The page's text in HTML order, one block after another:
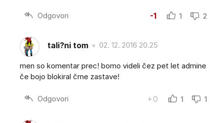
Odgovori -1 1 2
tali?ni tom 02. 12. 2016 20.25
men so komentar prec! bomo videli čez pet let admine
če bojo blokiral črne zastave!
Odgovori +0 1 1